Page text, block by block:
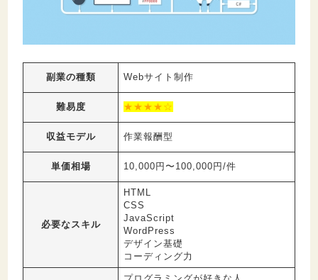
副業の種類 Webサイト制作
難易度 ★★★★☆
収益モデル 作業報酬型
単価相場 10,000円〜100,000円/件
必要なスキル
HTML
CSS
JavaScript
WordPress
デザイン基礎
コーディング力